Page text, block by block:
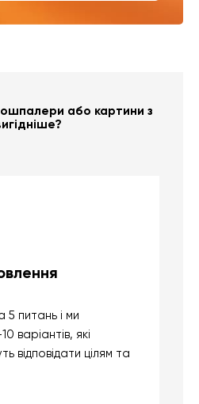
або картини з
5 питань і ми
варіантів, які
відповідати цілям та